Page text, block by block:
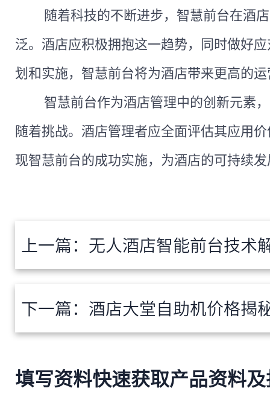
随着科技的不断进步，智慧前台在酒
泛。酒店应积极拥抱这一趋势，同时做好
划和实施，智慧前台将为酒店带来更高的
智慧前台作为酒店管理中的创新元素
随着挑战。酒店管理者应全面评估其应用
现智慧前台的成功实施，为酒店的可持续
上一篇： 无人酒店智能前台技术解析
下一篇： 酒店大堂自助机价格揭秘
填写资料快速获取产品资料